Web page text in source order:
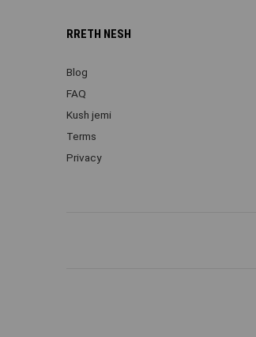
RRETH NESH
Blog
FAQ
Kush jemi
Terms
Privacy